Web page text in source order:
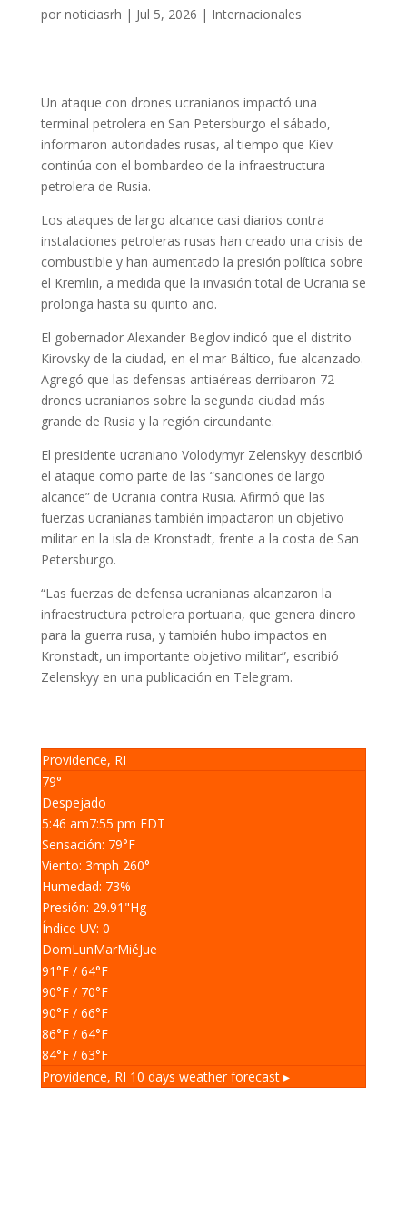
por noticiasrh | Jul 5, 2026 | Internacionales
Un ataque con drones ucranianos impactó una
terminal petrolera en San Petersburgo el sábado,
informaron autoridades rusas, al tiempo que Kiev
continúa con el bombardeo de la infraestructura
petrolera de Rusia.
Los ataques de largo alcance casi diarios contra
instalaciones petroleras rusas han creado una crisis de
combustible y han aumentado la presión política sobre
el Kremlin, a medida que la invasión total de Ucrania se
prolonga hasta su quinto año.
El gobernador Alexander Beglov indicó que el distrito
Kirovsky de la ciudad, en el mar Báltico, fue alcanzado.
Agregó que las defensas antiaéreas derribaron 72
drones ucranianos sobre la segunda ciudad más
grande de Rusia y la región circundante.
El presidente ucraniano Volodymyr Zelenskyy describió
el ataque como parte de las “sanciones de largo
alcance” de Ucrania contra Rusia. Afirmó que las
fuerzas ucranianas también impactaron un objetivo
militar en la isla de Kronstadt, frente a la costa de San
Petersburgo.
“Las fuerzas de defensa ucranianas alcanzaron la
infraestructura petrolera portuaria, que genera dinero
para la guerra rusa, y también hubo impactos en
Kronstadt, un importante objetivo militar”, escribió
Zelenskyy en una publicación en Telegram.
Providence, RI
79°
Despejado
5:46 am7:55 pm EDT
Sensación: 79°F
Viento: 3mph 260°
Humedad: 73%
Presión: 29.91 "Hg
Índice UV: 0
DomLunMarMiéJue
91°F/ 64°F
90°F/ 70°F
90°F/ 66°F
86°F/ 64°F
84°F/ 63°F
Providence, RI 10 days weather forecast ▸